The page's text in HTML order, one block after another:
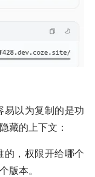
易以为复制的是功
藏的上下文：
的，权限开给哪个
版本。